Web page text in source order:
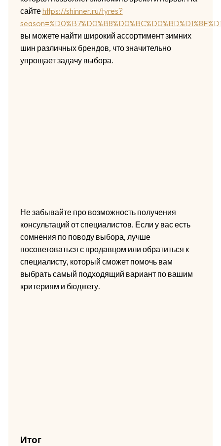
сайтеhttps://shinner.ru/tyres?
вы можете найти широкий ассортимент зимних
шин различных брендов, что значительно
упрощает задачу выбора.
Не забывайте про возможность получения
консультаций от специалистов. Если у вас есть
сомнения по поводу выбора, лучше
посоветоваться с продавцом или обратиться к
специалисту, который сможет помочь вам
выбрать самый подходящий вариант по вашим
критериям и бюджету.
Итог